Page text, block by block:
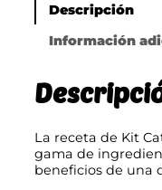
o
C
a
N
o
G
Descripción
Información
La receta de Kit
gama de
beneficios de una